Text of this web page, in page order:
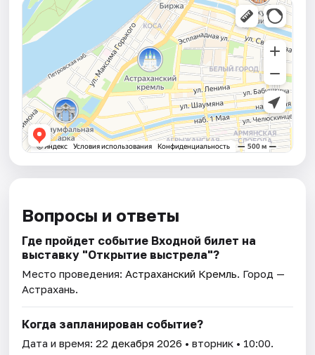
Вопросы и ответы
Где пройдет событие Входной билет на
выставку "Открытие выстрела"?
Место проведения:Астраханский Кремль. Город —
Астрахань.
Когда запланирован событие?
Дата и время:22 декабря 2026 • вторник • 10:00.